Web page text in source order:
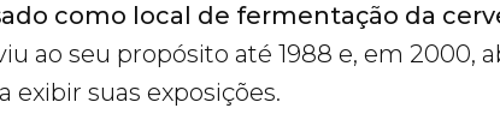
como local de fermentação da
ao seu propósito até 1988 e, em 2000,
exibir suas exposições.